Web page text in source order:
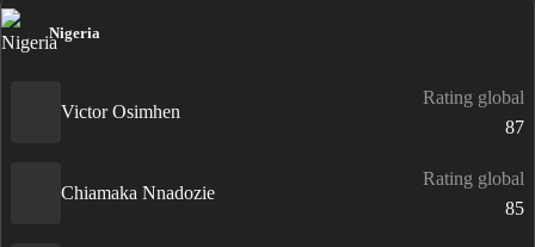
Nigeria
Victor Osimhen
Rating global
87
Chiamaka Nnadozie
Rating global
85